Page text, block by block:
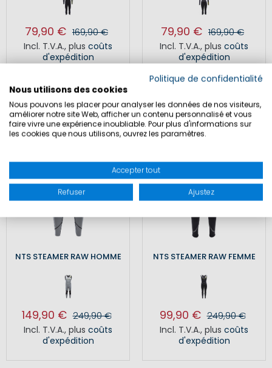
79,90 € 169,90 €
Incl. T.V.A., plus coûts
d'expédition
79,90 € 169,90 €
Incl. T.V.A., plus coûts
d'expédition
SALE
NTS STEAMER RAW HOMME
149,90 € 249,90 €
Incl. T.V.A., plus coûts
d'expédition
NTS STEAMER RAW FEMME
99,90 € 249,90 €
Incl. T.V.A., plus coûts
d'expédition
Politique de confidentialité
Nous utilisons des cookies
Nous pouvons les placer pour analyser les données de nos visiteurs,
améliorer notre site Web, afficher un contenu personnalisé et vous
faire vivre une expérience inoubliable. Pour plus d'informations sur
les cookies que nous utilisons, ouvrez les paramètres.
Accepter tout
Refuser Ajustez